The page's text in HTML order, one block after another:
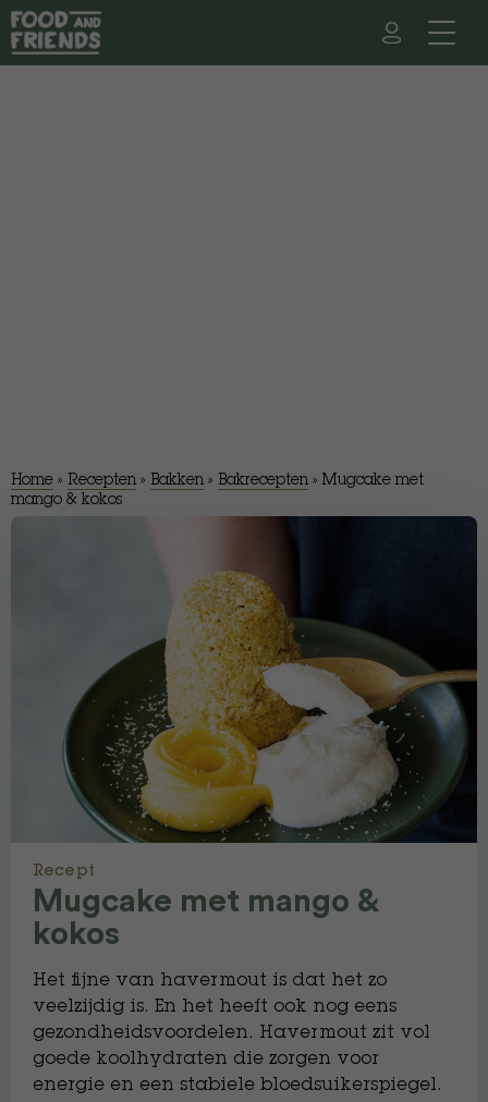
Home » Recepten » Bakken » Bakrecepten »Mugcake met
mango & kokos
Recept
Mugcake met mango &
kokos
Het fijne van havermout is dat het zo
veelzijdig is. En het heeft ook nog eens
gezondheidsvoordelen. Havermout zit vol
goede koolhydraten die zorgen voor
energie en een stabiele bloedsuikerspiegel.